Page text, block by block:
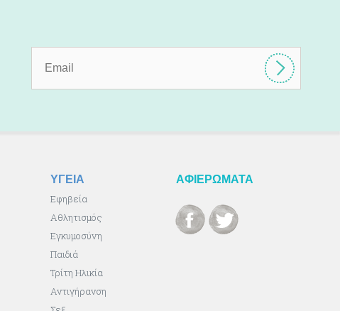
ΥΓΕΙΑ
Εφηβεία
Αθλητισμός
Εγκυμοσύνη
Παιδιά
Τρίτη Ηλικία
Αντιγήρανση
ΑΦΙΕΡΩΜΑΤΑ